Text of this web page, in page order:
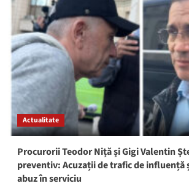
Simionescu
și
Bianca
Nicolae,
câștigătoarele
concursului
organizat
Teoretic
Callatis
Actualitate
Procurorii Teodor Niță și Gigi Valentin
preventiv: Acuzații de trafic de influență
abuz în serviciu